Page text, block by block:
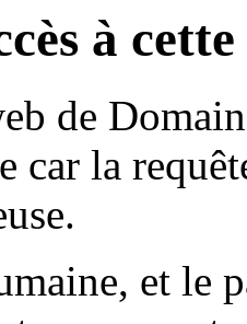
à
de
car la
et le